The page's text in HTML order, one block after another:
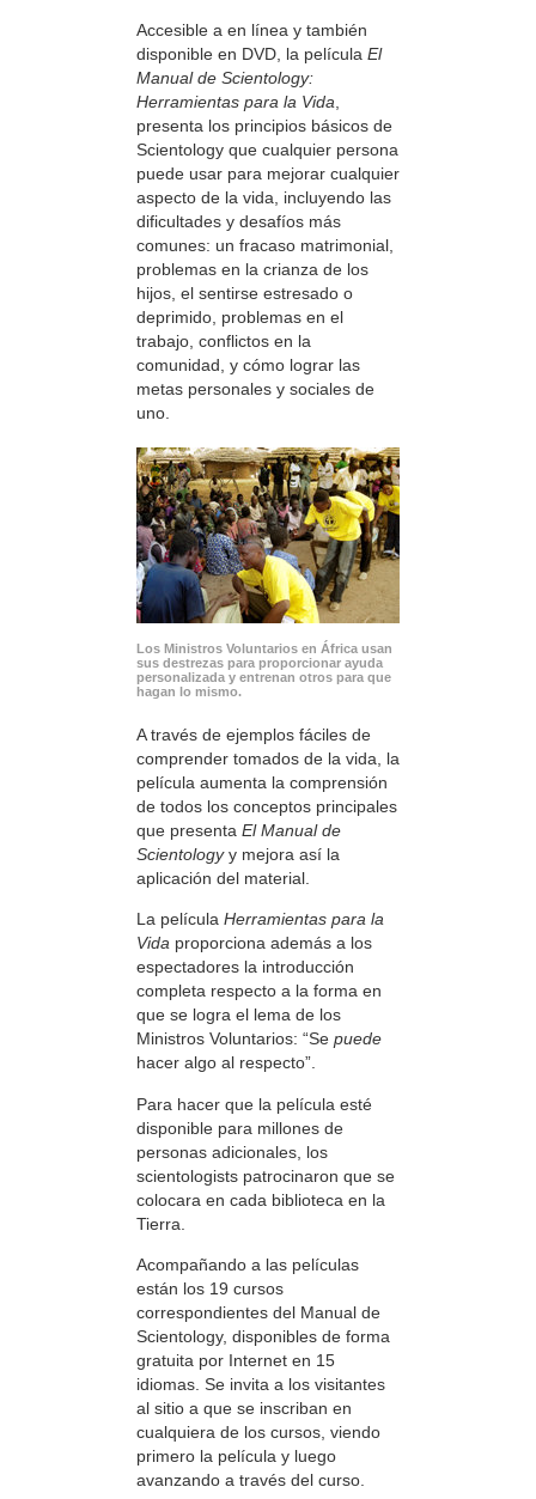
Accesible a en línea y también
disponible en DVD, la película El
Manual de Scientology:
Herramientas para la Vida
presenta los principios básicos de
Scientology que cualquier persona
puede usar para mejorar cualquier
aspecto de la vida, incluyendo las
dificultades y desafíos más
comunes: un fracaso matrimonial,
problemas en la crianza de los
hijos, el sentirse estresado o
deprimido, problemas en el
trabajo, conflictos en la
comunidad, y cómo lograr las
metas personales y sociales de
uno.
Los Ministros Voluntarios en África usan
sus destrezas para proporcionar ayuda
personalizada y entrenan otros para que
hagan lo mismo.
A través de ejemplos fáciles de
comprender tomados de la vida, la
película aumenta la comprensión
de todos los conceptos principales
que presenta El Manual de
Scientologyy mejora así la
aplicación del material.
La película Herramientas para la
Vida proporciona además a los
espectadores la introducción
completa respecto a la forma en
que se logra el lema de los
Ministros Voluntarios: “Se puede
hacer algo al respecto”.
Para hacer que la película esté
disponible para millones de
personas adicionales, los
scientologists patrocinaron que se
colocara en cada biblioteca en la
Tierra.
Acompañando a las películas
están los 19 cursos
correspondientes del Manual de
Scientology, disponibles de forma
gratuita por Internet en 15
idiomas. Se invita a los visitantes
al sitio a que se inscriban en
cualquiera de los cursos, viendo
primero la película y luego
avanzando a través del curso.